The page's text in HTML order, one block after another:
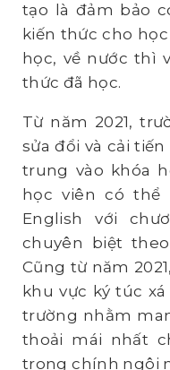
tạo là đảm bảo
kiến thức cho
học, về nước thì
thức đã học.
Từ năm 2021,
sửa đổi và cải
trung vào khóa
học viên có thể
English với
chuyên biệt
Cũng từ năm
khu vực ký túc
trường nhằm
thoải mái nhất
trong chính ngôi